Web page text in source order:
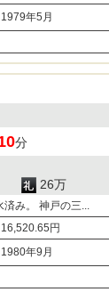
1979年5月
分
26万
み。 神戸の三...
16,520.65円
1980年9月